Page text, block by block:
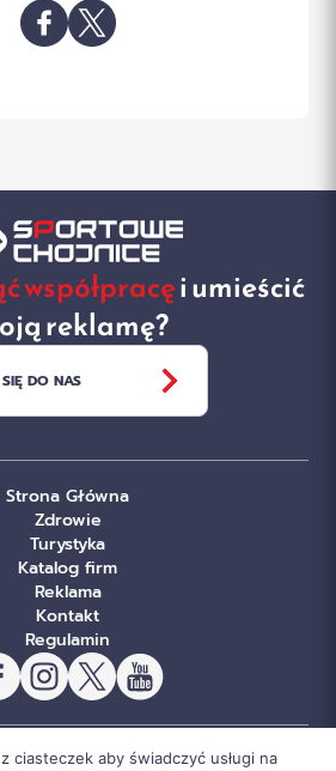
współpracęi umieścić
reklamę?
DO NAS
Strona Główna
Zdrowie
Turystyka
Katalog firm
Reklama
Kontakt
Regulamin
ciasteczek aby świadczyć usługi na